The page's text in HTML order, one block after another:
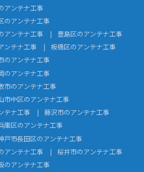
アンテナ工事
のアンテナ工事
アンテナ工事
豊島区のアンテナ工事
ンテナ工事
板橋区のアンテナ工事
のアンテナ工事
のアンテナ工事
市のアンテナ工事
市中区のアンテナ工事
テナ工事
藤沢市のアンテナ工事
庫区のアンテナ工事
戸市長田区のアンテナ工事
アンテナ工事
桜井市のアンテナ工事
のアンテナ工事